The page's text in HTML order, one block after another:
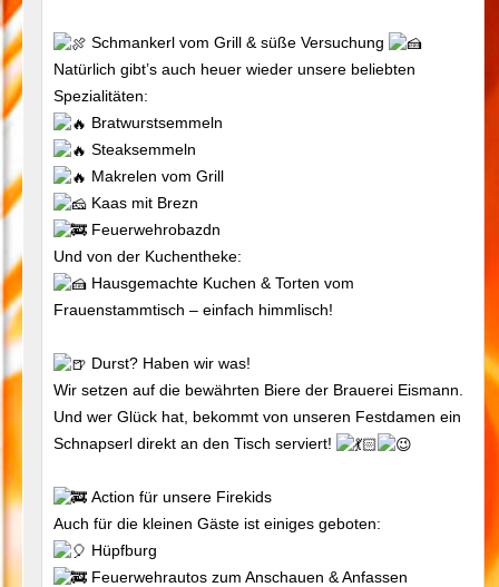
Schmankerl vom Grill & süße Versuchung
Natürlich gibt’s auch heuer wieder unsere beliebten
Spezialitäten:
Bratwurstsemmeln
Steaksemmeln
Makrelen vom Grill
Kaas mit Brezn
Feuerwehrobazdn
Und von der Kuchentheke:
Hausgemachte Kuchen & Torten vom
Frauenstammtisch – einfach himmlisch!
Durst? Haben wir was!
Wir setzen auf die bewährten Biere der Brauerei Eismann.
Und wer Glück hat, bekommt von unseren Festdamen ein
Schnapserl direkt an den Tisch serviert!
Action für unsere Firekids
Auch für die kleinen Gäste ist einiges geboten:
Hüpfburg
Feuerwehrautos zum Anschauen & Anfassen